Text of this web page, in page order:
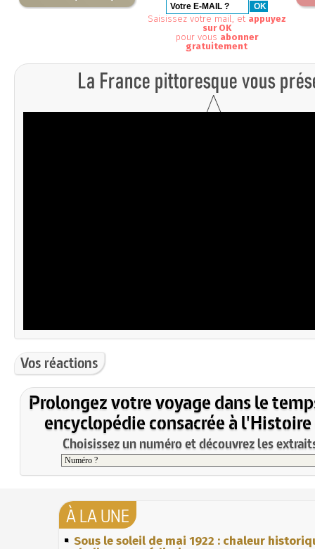
Saisissez votre mail, et appuyez
sur OK
pour vous abonner
gratuitement
Vos réactions
Prolongez votre voyage dans le
encyclopédie consacrée à l'Histoire
Choisissez un numéro et découvrez les
À LA UNE
Sous le soleil de mai 1922 : chaleur